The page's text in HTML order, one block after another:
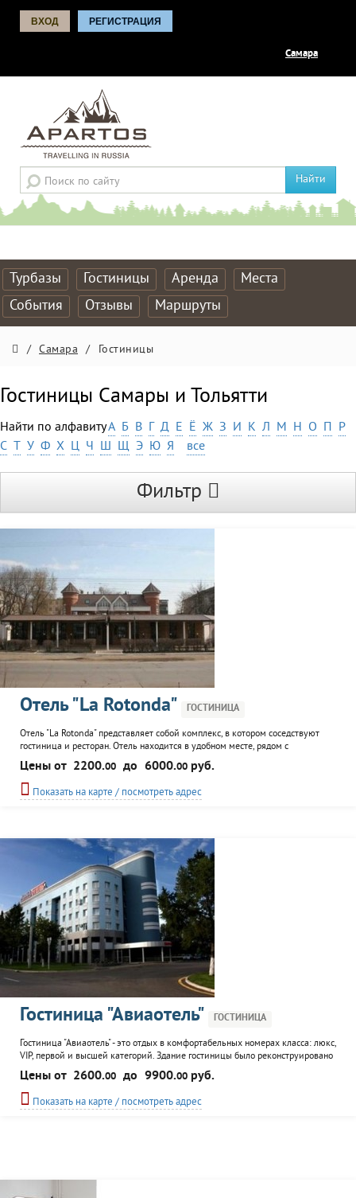
ВХОД РЕГИСТРАЦИЯ
Самара
Найти
Турбазы Гостиницы Аренда
Места
События
Отзывы Маршруты
/ Самара / Гостиницы
Гостиницы Самары и Тольятти
Найти по алфавитуА Б В Г Д Е Ё Ж З И К Л М Н О П Р
С Т У Ф Х Ц Ч Ш Щ Э Ю Я все
Фильтр
Отель "La Rotonda" ГОСТИНИЦА
Отель "La Rotonda" представляет собой комплекс, в котором соседствуют
гостиница и ресторан. Отель находится в удобном месте, рядом с
автовокзалом. Представлены комфортабельные номера для проживания. К
услугам гостей: бассейн, сауна, конференц-зал, пиццерия, кафе, бильярд,
экскурсионное сопровождение.
Цены от 2200.00 до 6000.00 руб.
Показать на карте / посмотреть адрес
Гостиница "Авиаотель" ГОСТИНИЦА
Гостиница "Авиаотель" - это отдых в комфортабельных номерах класса: люкс,
VIP, первой и высшей категорий. Здание гостиницы было реконструировано
в 2008 году. В номерах выдержан интерьер в классическом стиле,
прекрасно сочетающий в себе функциональность и высокий уровнем
комфорта. Посетители гостиницы могут воспользоваться услугами:
конференц-зала, тренажерного зала, салона красоты...
Цены от 2600.00 до 9900.00 руб.
Показать на карте / посмотреть адрес